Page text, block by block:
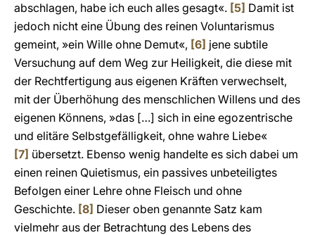
abschlagen, habe ich euch alles gesagt«. [5] Damit ist
jedoch nicht eine Übung des reinen Voluntarismus
gemeint, »ein Wille ohne Demut«, [6] jene subtile
Versuchung auf dem Weg zur Heiligkeit, die diese mit
der Rechtfertigung aus eigenen Kräften verwechselt,
mit der Überhöhung des menschlichen Willens und des
eigenen Könnens, »das […] sich in eine egozentrische
und elitäre Selbstgefälligkeit, ohne wahre Liebe«
[7] übersetzt. Ebenso wenig handelte es sich dabei um
einen reinen Quietismus, ein passives unbeteiligtes
Befolgen einer Lehre ohne Fleisch und ohne
Geschichte. [8] Dieser oben genannte Satz kam
vielmehr aus der Betrachtung des Lebens des